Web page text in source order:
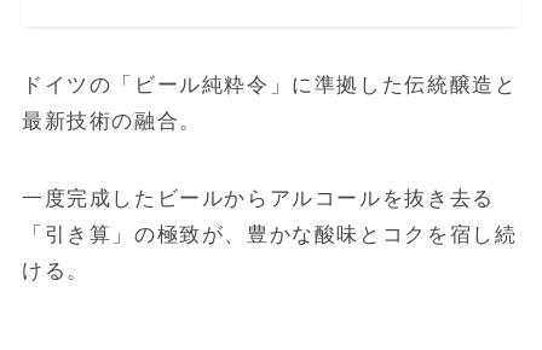
ドイツの「ビール純粋令」に準拠した伝統醸造と
最新技術の融合。
一度完成したビールからアルコールを抜き去る
「引き算」の極致が、豊かな酸味とコクを宿し続
ける。